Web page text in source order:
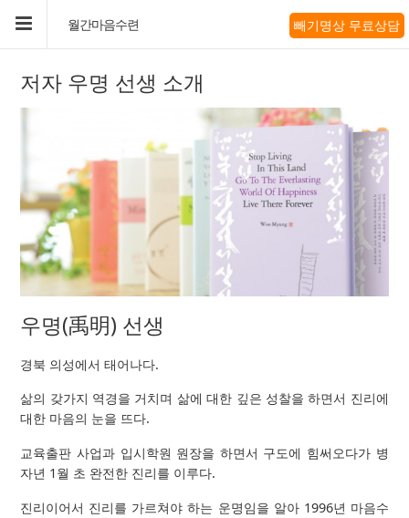
월간마음수련 빼기명상 무료상담
저자 우명 선생 소개
우명(禹明) 선생
경북 의성에서 태어나다.
삶의 갖가지 역경을 거치며 삶에 대한 깊은 성찰을 하면서 진리에
대한 마음의 눈을 뜨다.
교육출판 사업과 입시학원 원장을 하면서 구도에 힘써오다가 병
자년 1월 초 완전한 진리를 이루다.
진리이어서 진리를 가르쳐야 하는 운명임을 알아 1996년 마음수